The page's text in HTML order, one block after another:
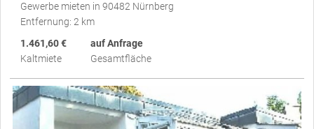
Gewerbe mieten in 90482 Nürnberg
Entfernung: 2 km
1.461,60 €
Kaltmiete
auf Anfrage
Gesamtfläche